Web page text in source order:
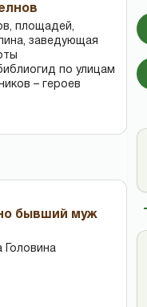
площадей,
заведующая
по улицам
– героев
бывший муж